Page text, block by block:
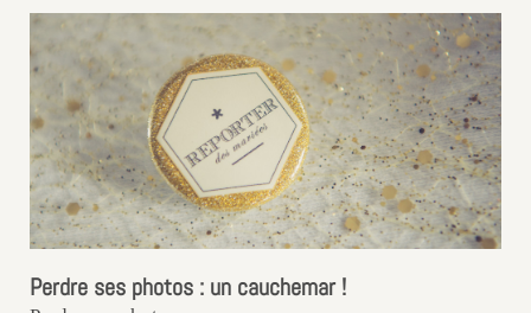
Perdre ses photos : un cauchemar !